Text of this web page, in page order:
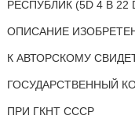
РЕСПУБЛИК (5D 4 В 22
ОПИСАНИЕ
К АВТОРСКОМУ
ГОСУДАРСТВЕННЫЙ
ПРИ ГКНТ СССР